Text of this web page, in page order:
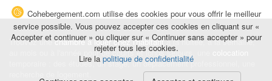
Trouvez unechambre à louer chez l'habitantà la nuitée, à la semaine,
au mois ou à l'année pour de courts et longs séjours, une
temporaire : des études, un stage, un déplacement professionnel, une
Cohebergement.com utilise des cookies pour vous offrir le meilleur
service possible. Vous pouvez accepter ces cookies en cliquant sur «
Accepter et continuer » ou cliquer sur « Continuer sans accepter » pour
rejeter tous les cookies.
Lire la politique de confidentialité